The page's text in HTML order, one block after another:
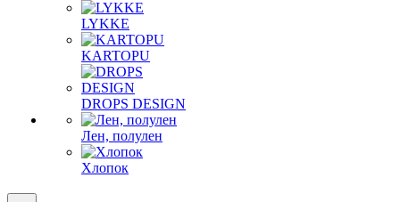
LYKKE
KАRTOPU
DROPS DЕSIGN
Лен, полулен
Хлопок